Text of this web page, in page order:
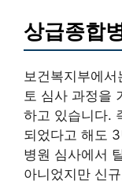
상급종합
보건복지부에
토 심사 과정을
하고 있습니다.
되었다고 해도
병원 심사에서
아니었지만 신